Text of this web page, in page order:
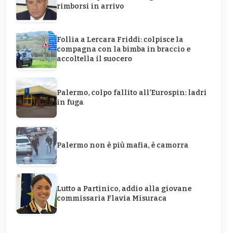
rimborsi in arrivo
Follia a Lercara Friddi: colpisce la
compagna con la bimba in braccio e
accoltella il suocero
Palermo, colpo fallito all’Eurospin: ladri
in fuga
Palermo non è più mafia, è camorra
Lutto a Partinico, addio alla giovane
commissaria Flavia Misuraca